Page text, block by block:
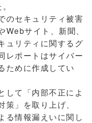
のセキュリティ被害
サイト、新聞、
ュリティに関するグ
レポートはサイバー
ために作成してい
して「内部不正によ
」を取り上げ、
る情報漏えいに関し